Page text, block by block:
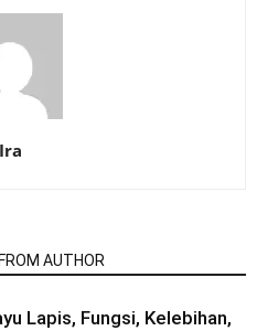
Ira
AUTHOR
Lapis, Fungsi, Kelebihan,